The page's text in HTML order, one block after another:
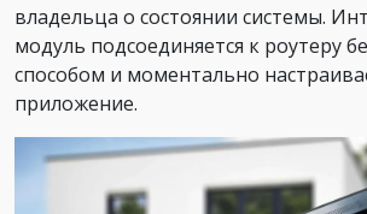
владельца о состоянии системы.
модуль подсоединяется к роутеру
способом и моментально
приложение.